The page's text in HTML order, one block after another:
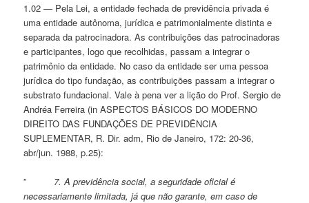
1.02 — Pela Lei, a entidade fechada de previdência privada é
uma entidade autônoma, jurídica e patrimonialmente distinta e
separada da patrocinadora. As contribuições das patrocinadoras
e participantes, logo que recolhidas, passam a integrar o
patrimônio da entidade. No caso da entidade ser uma pessoa
jurídica do tipo fundação, as contribuições passam a integrar o
substrato fundacional. Vale à pena ver a lição do Prof. Sergio de
Andréa Ferreira (in ASPECTOS BÁSICOS DO MODERNO
DIREITO DAS FUNDAÇÕES DE PREVIDÊNCIA
SUPLEMENTAR, R. Dir. adm, Rio de Janeiro, 172: 20-36,
abr/jun. 1988, p.25):
” 7. A previdência social, a seguridade oficial é
necessariamente limitada, já que não garante, em caso de